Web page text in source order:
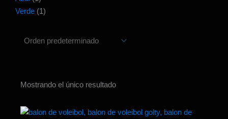
Verde (1)
Mostrando el único resultado
Este